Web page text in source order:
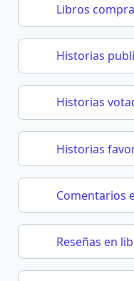
Libros
Historias
Historias
Historias
Comentarios
Reseñas en